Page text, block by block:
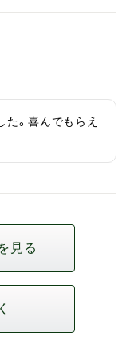
。喜んでもらえ
見る